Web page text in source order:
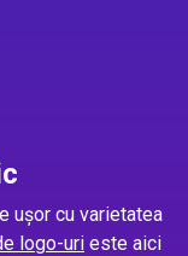
ușor cu varietatea
logo-uri este aici